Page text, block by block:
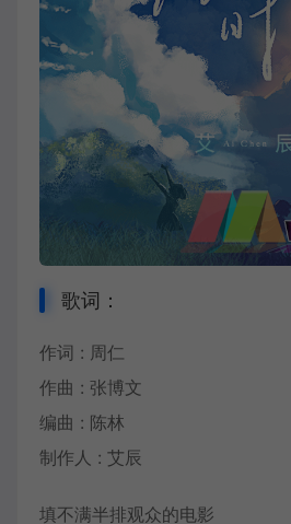
歌词：
作词 : 周仁
作曲 : 张博文
编曲 : 陈林
制作人 : 艾辰
填不满半排观众的电影